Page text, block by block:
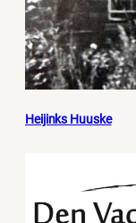
Heijinks Huuske